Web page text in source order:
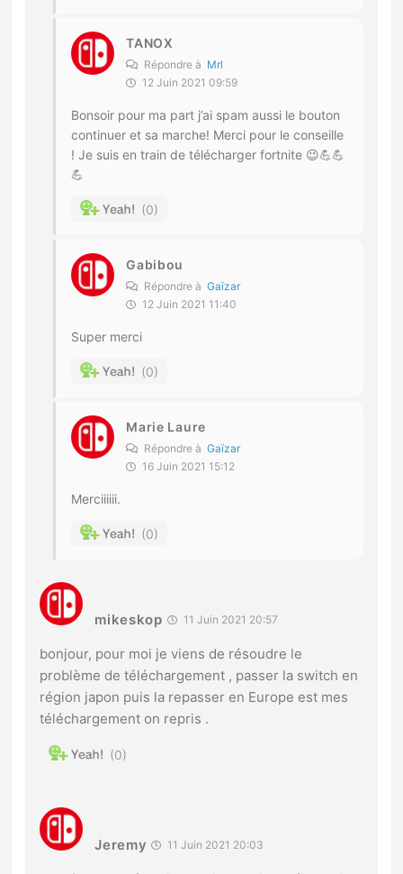
TANOX
Répondre à Mrl
12 Juin 2021 09:59
Bonsoir pour ma part j’ai spam aussi le bouton
continuer et sa marche! Merci pour le conseille
! Je suis en train de télécharger fortnite 😉💪💪
💪
0
Gabibou
Répondre àGaïzar
12 Juin 2021 11:40
Super merci
0
Marie Laure
Répondre àGaïzar
16 Juin 2021 15:12
Merciiiiii.
0
mikeskop 11 Juin 2021 20:57
bonjour, pour moi je viens de résoudre le
problème de téléchargement , passer la switch en
région japon puis la repasser en Europe est mes
téléchargement on repris .
0
Jeremy 11 Juin 2021 20:03